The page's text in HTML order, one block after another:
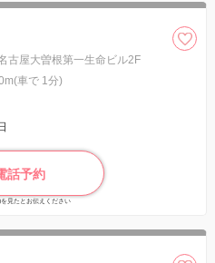
古屋大曽根第一生命ビル2F
車で 1分)
話予約
見たとお伝えください